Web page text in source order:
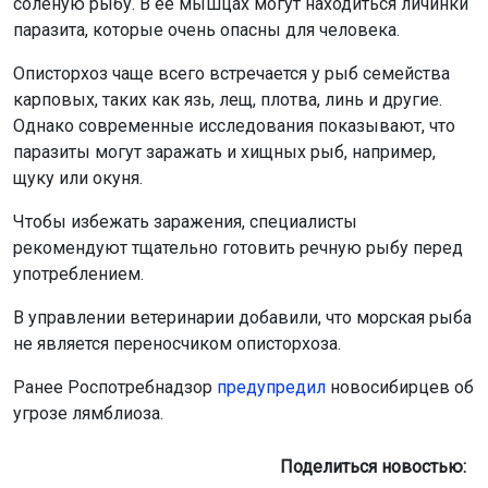
паразита, которые очень опасны для человека.
Описторхоз чаще всего встречается у рыб семейства
карповых, таких как язь, лещ, плотва, линь и другие.
Однако современные исследования показывают, что
паразиты могут заражать и хищных рыб, например,
щуку или окуня.
Чтобы избежать заражения, специалисты
рекомендуют тщательно готовить речную рыбу перед
употреблением.
В управлении ветеринарии добавили, что морская рыба
не является переносчиком описторхоза.
Ранее Роспотребнадзор предупредил новосибирцев об
угрозе лямблиоза.
Поделиться новостью: